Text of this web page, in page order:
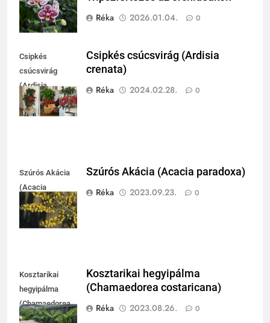
Réka
2026.01.04. 0
Csipkés
csúcsvirág
(Ardisia
crenata)
Csipkés csúcsvirág (Ardisia
crenata)
Réka
2024.02.28. 0
Szúrós Akácia
(Acacia
paradoxa)
Szúrós Akácia (Acacia paradoxa)
Réka
2023.09.23. 0
Kosztarikai
hegyipálma
(Chamaedorea
costaricana)
Kosztarikai hegyipálma
(Chamaedorea costaricana)
Réka
2023.08.26. 0